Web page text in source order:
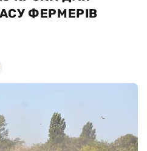
ФЕРМЕРІВ